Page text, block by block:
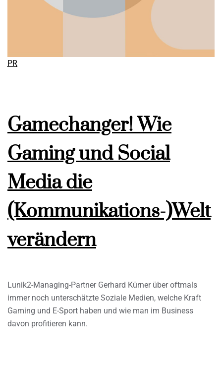
PR
Gamechanger! Wie
Gaming und Social
Media die
(Kommunikations-)Welt
verändern
Lunik2-Managing-Partner Gerhard Kürner über oftmals
immer noch unterschätzte Soziale Medien, welche Kraft
Gaming und E-Sport haben und wie man im Business
davon profitieren kann.